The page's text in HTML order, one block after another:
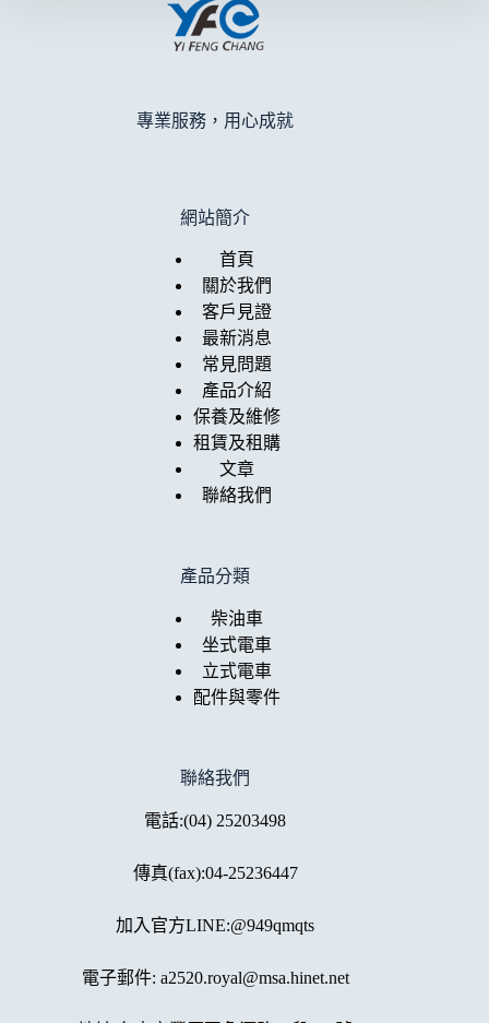
專業服務，用心成就
網站簡介
首頁
關於我們
客戶見證
最新消息
常見問題
產品介紹
保養及維修
租賃及租購
文章
聯絡我們
產品分類
柴油車
坐式電車
立式電車
配件與零件
聯絡我們
電話:(04) 25203498
傳真(fax):04-25236447
加入官方LINE:@949qmqts
電子郵件: a2520.royal@msa.hinet.net